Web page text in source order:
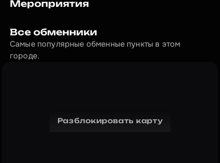
Мероприятия
Все обменники
Самые популярные обменные пункты в этом
городе.
Разблокировать карту